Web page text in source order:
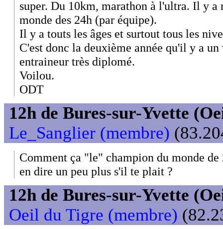
super. Du 10km, marathon à l'ultra. Il y a
monde des 24h (par équipe).
Il y a touts les âges et surtout tous les
C'est donc la deuxième année qu'il y a
entraineur très diplomé.
Voilou.
ODT
12h de Bures-sur-Yvette
Le_Sanglier (membre)
Comment ça "le" champion du monde de
en dire un peu plus s'il te plait ?
12h de Bures-sur-Yvette
Oeil du Tigre (membre)